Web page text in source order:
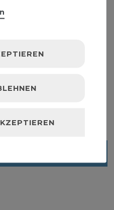
1 Zoll DN25